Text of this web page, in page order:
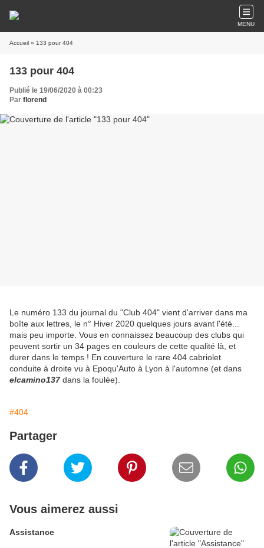
MENU
Accueil » 133 pour 404
133 pour 404
Publié le 19/06/2020 à 00:23
Par florend
Le numéro 133 du journal du "Club 404" vient d'arriver dans ma
boîte aux lettres, le n° Hiver 2020 quelques jours avant l'été...
mais peu importe. Vous en connaissez beaucoup des clubs qui
peuvent sortir un 34 pages en couleurs de cette qualité là, et
durer dans le temps ! En couverture le rare 404 cabriolet
conduite à droite vu à Epoqu'Auto à Lyon à l'automne (et dans
elcamino137dans la foulée).
#404
Partager
Vous aimerez aussi
Assistance